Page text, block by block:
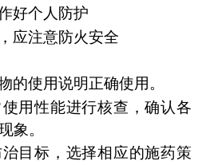
好个人防护
应注意防火安全
的使用说明正确使用。
用性能进行核查，确认各
象。
目标，选择相应的施药策